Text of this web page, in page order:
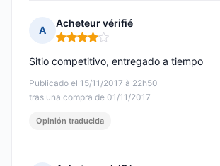
A
Acheteur vérifié
Nota: 4 de 5
Publicado el 15/11/2017 à 22h50
tras una compra de 01/11/2017
Sitio competitivo, entregado a tiempo
Opinión traducida